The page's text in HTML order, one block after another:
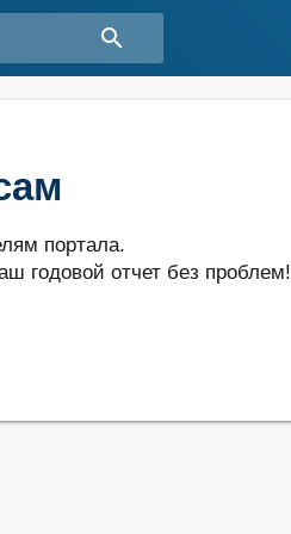
search
портала.
годовой отчет без проблем!